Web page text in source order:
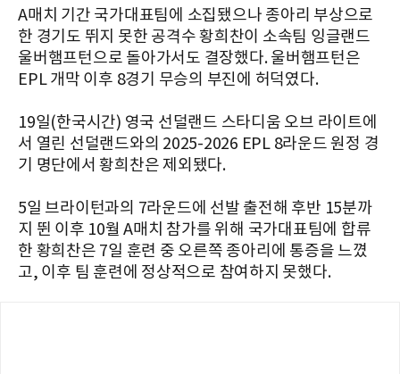
A매치 기간 국가대표팀에 소집됐으나 종아리 부상으로
한 경기도 뛰지 못한 공격수 황희찬이 소속팀 잉글랜드
울버햄프턴으로 돌아가서도 결장했다. 울버햄프턴은
EPL 개막 이후 8경기 무승의 부진에 허덕였다.
19일(한국시간) 영국 선덜랜드 스타디움 오브 라이트에
서 열린 선덜랜드와의 2025-2026 EPL 8라운드 원정 경
기 명단에서 황희찬은 제외됐다.
5일 브라이턴과의 7라운드에 선발 출전해 후반 15분까
지 뛴 이후 10월 A매치 참가를 위해 국가대표팀에 합류
한 황희찬은 7일 훈련 중 오른쪽 종아리에 통증을 느꼈
고, 이후 팀 훈련에 정상적으로 참여하지 못했다.